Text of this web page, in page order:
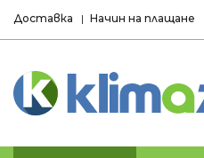
Доставка Начин на плащане